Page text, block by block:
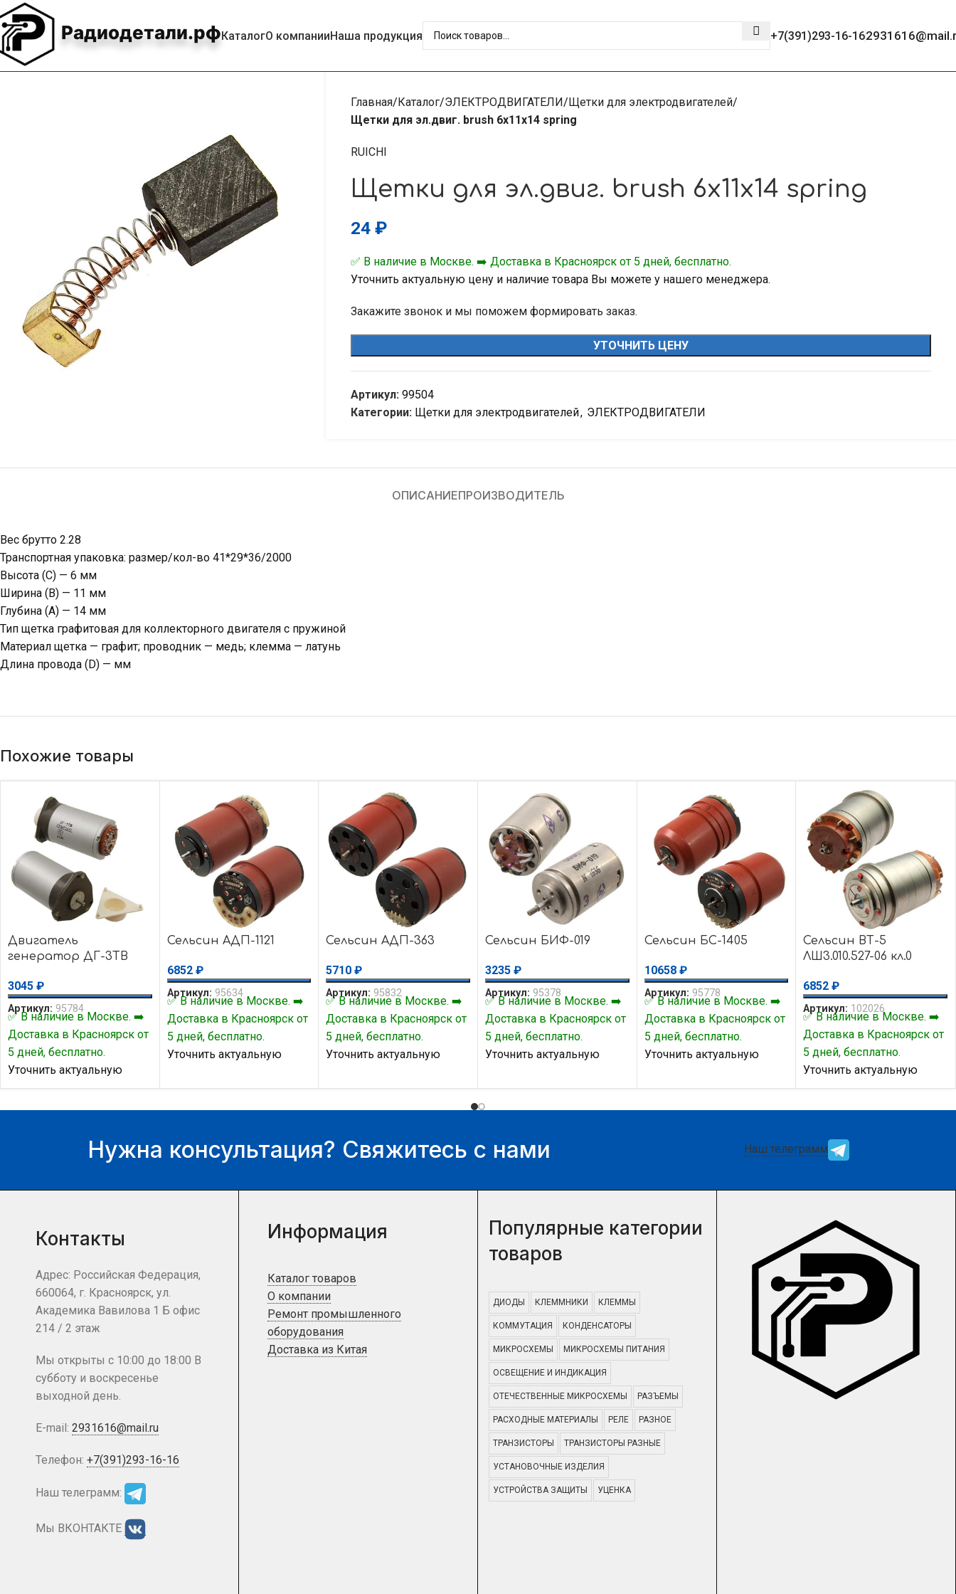
Радиодетали.рфКаталогО компанииНаша продукция +7(391)293-16-16
Главная Каталог ЭЛЕКТРОДВИГАТЕЛИ Щетки для электродвигателей
Щетки для эл.двиг. brush 6x11x14 spring
RUICHI
Щетки для эл.двиг. brush 6x11x14 spring
24 ₽
✅ В наличие в Москве. ➡️ Доставка в Красноярск от 5 дней, бесплатно.
Уточнить актуальную цену и наличие товара Вы можете у нашего менеджера.
Закажите звонок и мы поможем формировать заказ.
УТОЧНИТЬ ЦЕНУ
Артикул: 99504
Категории: Щетки для электродвигателей, ЭЛЕКТРОДВИГАТЕЛИ
ОПИСАНИЕПРОИЗВОДИТЕЛЬ
Вес брутто 2.28
Транспортная упаковка: размер/кол-во 41*29*36/2000
Высота (C) — 6 мм
Ширина (B) — 11 мм
Глубина (A) — 14 мм
Тип щетка графитовая для коллекторного двигателя с пружиной
Материал щетка — графит; проводник — медь; клемма — латунь
Длина провода (D) — мм
Похожие товары
Двигатель
генератор ДГ-3ТВ
3045 ₽
Артикул: 95784
✅ В наличие в Москве. ➡️
Доставка в Красноярск от
5 дней, бесплатно.
Уточнить актуальную
цену и наличие товара Вы
Сельсин АДП-1121
6852 ₽
Артикул: 95634
✅ В наличие в Москве. ➡️
Доставка в Красноярск от
5 дней, бесплатно.
Уточнить актуальную
можете у нашего
менеджера.
Сельсин АДП-363
5710₽
Артикул: 95832
✅ В наличие в Москве. ➡️
Доставка в Красноярск от
5 дней, бесплатно.
Уточнить актуальную
можете у нашего
менеджера.
Сельсин БИФ-019
3235 ₽
Артикул: 95378
✅ В наличие в Москве. ➡️
Доставка в Красноярск от
5 дней, бесплатно.
Уточнить актуальную
можете у нашего
менеджера.
Сельсин БС-1405
10658 ₽
Артикул: 95778
✅ В наличие в Москве. ➡️
Доставка в Красноярск от
5 дней, бесплатно.
Уточнить актуальную
можете у нашего
менеджера.
Сельсин ВТ-5
ЛШ3.010.527-06 кл.0
6852₽
Артикул: 102026
✅ В наличие в Москве. ➡️
Доставка в Красноярск от
5 дней, бесплатно.
Уточнить актуальную
цену и наличие товара Вы
Нужна консультация? Свяжитесь с нами Наш телеграмм
Контакты
Адрес: Российская Федерация,
660064, г. Красноярск, ул.
Академика Вавилова 1 Б офис
214 / 2 этаж
Мы открыты с 10:00 до 18:00 В
субботу и воскресенье
выходной день.
E-mail: 2931616@mail.ru
Телефон: +7(391)293-16-16
Наш телеграмм:
Мы ВКОНТАКТЕ
Информация
Каталог товаров
О компании
Ремонт промышленного
оборудования
Доставка из Китая
Популярные категории
товаров
ДИОДЫ КЛЕММНИКИ КЛЕММЫ
КОММУТАЦИЯ КОНДЕНСАТОРЫ
МИКРОСХЕМЫ МИКРОСХЕМЫ ПИТАНИЯ
ОСВЕЩЕНИЕ И ИНДИКАЦИЯ
ОТЕЧЕСТВЕННЫЕ МИКРОСХЕМЫ РАЗЪЕМЫ
РАСХОДНЫЕ МАТЕРИАЛЫ РЕЛЕ РАЗНОЕ
ТРАНЗИСТОРЫ ТРАНЗИСТОРЫ РАЗНЫЕ
УСТАНОВОЧНЫЕ ИЗДЕЛИЯ
УСТРОЙСТВА ЗАЩИТЫ УЦЕНКА